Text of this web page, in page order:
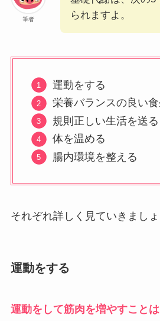
筆者
られますよ。
運動をする
栄養バランスの良い
規則正しい生活を送る
体を温める
腸内環境を整える
それぞれ詳しく見ていきましょ
運動をする
運動をして筋肉を増やすこと